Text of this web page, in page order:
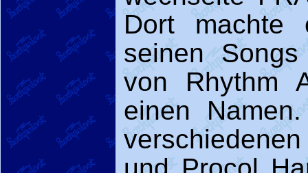
Dort machte
seinen
von Rhythm
einen